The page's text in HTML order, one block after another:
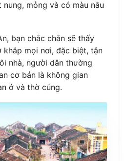
mỏng và có màu nâu
bạn chắc chắn sẽ thấy
khắp mọi nơi, đặc biệt, tận
nhà, người dân thường
cơ bản là không gian
ở và thờ cúng.